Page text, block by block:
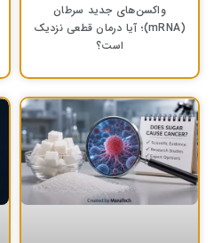
واکسن‌های جدید سرطان
(mRNA)؛ آیا درمان قطعی نزدیک
است؟